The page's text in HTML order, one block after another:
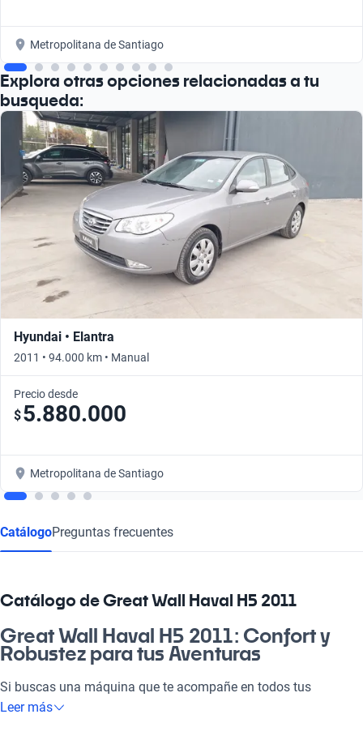
Metropolitana de Santiago
Explora otras opciones relacionadas a tu
busqueda:
Hyundai • Elantra
2011 • 94.000 km • Manual
Precio desde
$5.880.000
Metropolitana de Santiago
CatálogoPreguntas frecuentes
Catálogo de Great Wall Haval H5 2011
Great Wall Haval H5 2011: Confort y
Robustez para tus Aventuras
Si buscas una máquina que te acompañe en todos tus
caminos, el Great Wall Haval H5 2011 es la elección perfecta.
Leer más